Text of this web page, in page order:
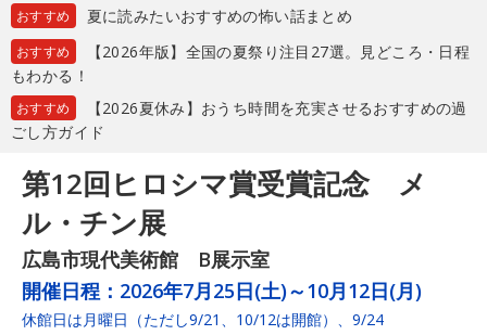
おすすめ 夏に読みたいおすすめの怖い話まとめ
おすすめ
【2026年版】全国の夏祭り注目27選。見どころ・日程
もわかる！
おすすめ
【2026夏休み】おうち時間を充実させるおすすめの過
ごし方ガイド
第12回ヒロシマ賞受賞記念 メ
ル・チン展
広島市現代美術館 B展示室
開催日程： 2026年7月25日(土)～10月12日(月)
休館日は月曜日（ただし9/21、10/12は開館）、9/24